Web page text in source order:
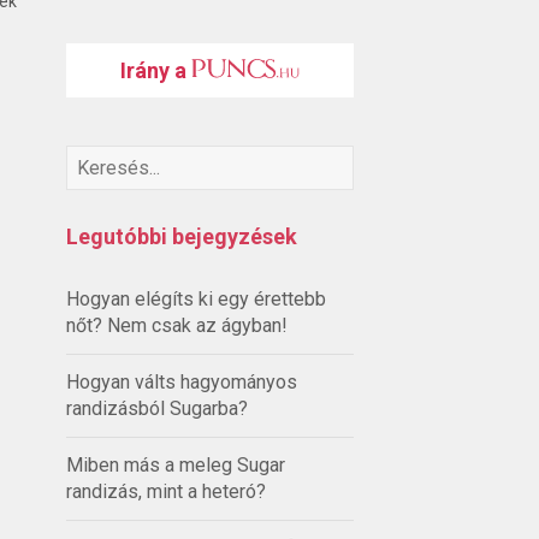
Irány a
Legutóbbi bejegyzések
Hogyan elégíts ki egy érettebb
nőt? Nem csak az ágyban!
Hogyan válts hagyományos
randizásból Sugarba?
Miben más a meleg Sugar
randizás, mint a heteró?